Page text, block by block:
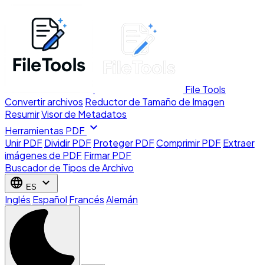
File Tools
Convertir archivos Reductor de Tamaño de Imagen
ResumirVisor de Metadatos
Herramientas PDF expand_more
Unir PDFDividir PDFProteger PDFComprimir PDFExtraer
imágenes de PDFFirmar PDF
Buscador de Tipos de Archivo
language ES expand_more
Inglés Español FrancésAlemán